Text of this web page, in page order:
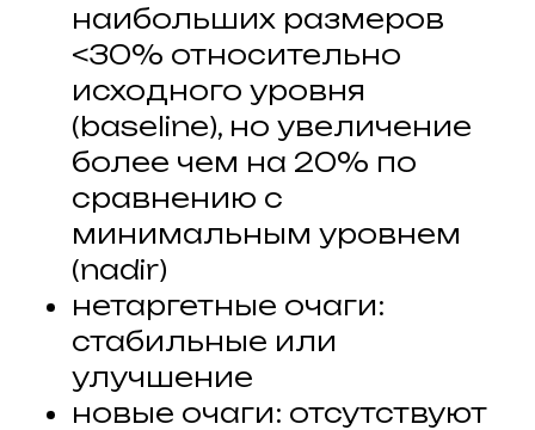
наибольших размеров
<30% относительно
исходного уровня
(baseline), но увеличение
более чем на 20% по
сравнению с
минимальным уровнем
(nadir)
нетаргетные очаги:
стабильные или
улучшение
новые очаги: отсутствуют